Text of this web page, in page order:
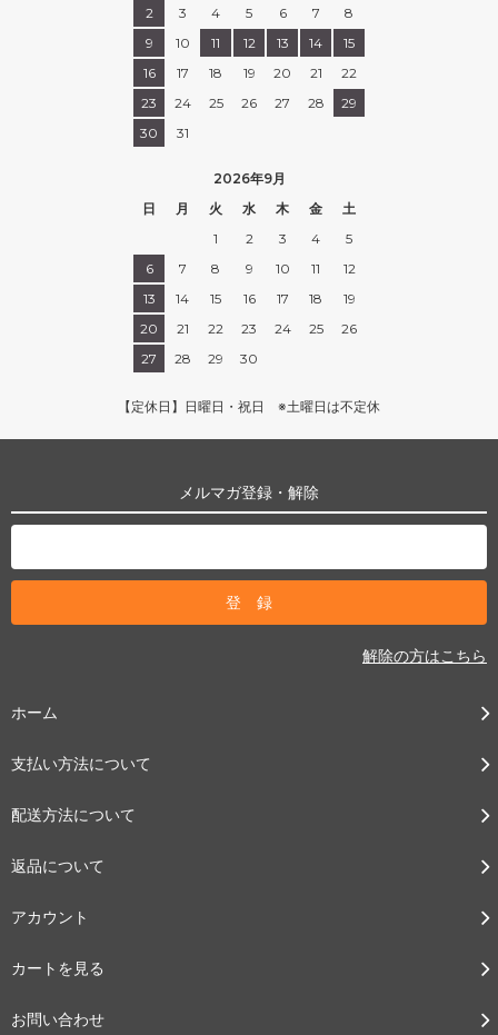
2
3 4 5 6 7
8
9
10 11 12 13 14
15
16
17 18 19 20 21
22
23
24 25 26 27 28
29
30
31
2026年9月
日
月 火 水 木 金
土
1
2 3 4
5
6
7 8 9 10 11
12
13
14 15 16 17 18
19
20
21 22 23 24 25
26
27
28 29 30
【定休日】日曜日・祝日 ※土曜日は不定休
メルマガ登録・解除
解除の方はこちら
ホーム
支払い方法について
配送方法について
返品について
アカウント
カートを見る
お問い合わせ